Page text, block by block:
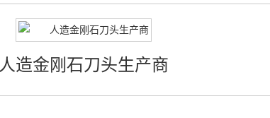
人造金刚石刀头生产商